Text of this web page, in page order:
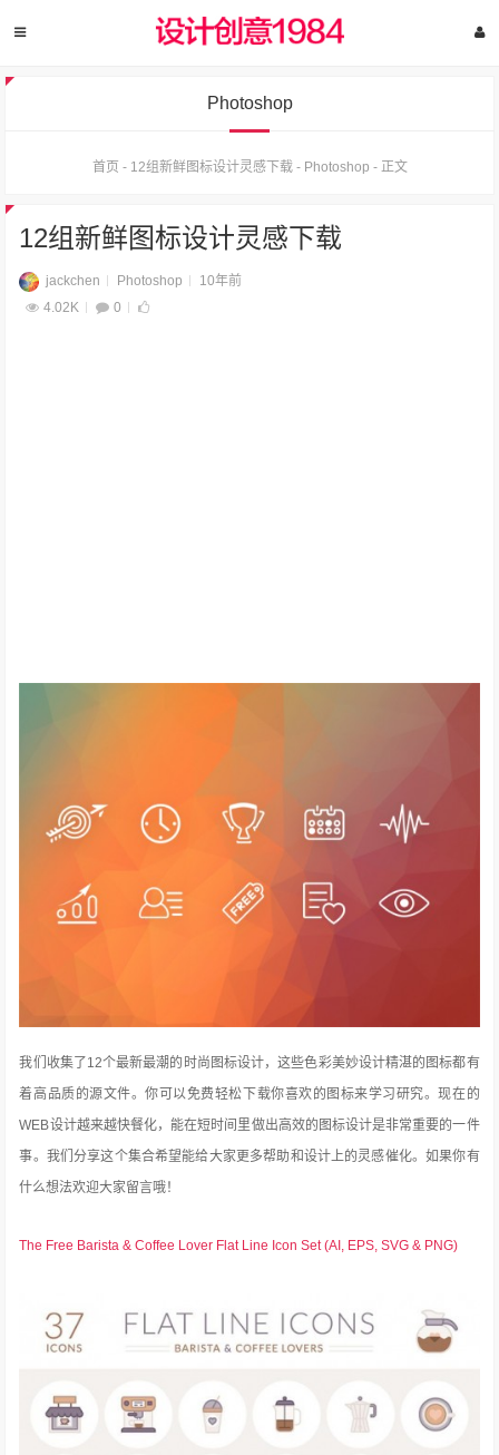
Photoshop
首页 - 12组新鲜图标设计灵感下载- Photoshop - 正文
12组新鲜图标设计灵感下载
jackchen Photoshop
10年前
4.02K
0
我们收集了12个最新最潮的时尚图标设计，这些色彩美妙设计精湛的图标都有
着高品质的源文件。你可以免费轻松下载你喜欢的图标来学习研究。现在的
WEB设计越来越快餐化，能在短时间里做出高效的图标设计是非常重要的一件
事。我们分享这个集合希望能给大家更多帮助和设计上的灵感催化。如果你有
什么想法欢迎大家留言哦！
The Free Barista & Coffee Lover Flat Line Icon Set (AI, EPS, SVG & PNG)